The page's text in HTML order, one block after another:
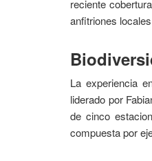
reciente
anfitriones
La experiencia
liderado por
de cinco
compuesta por